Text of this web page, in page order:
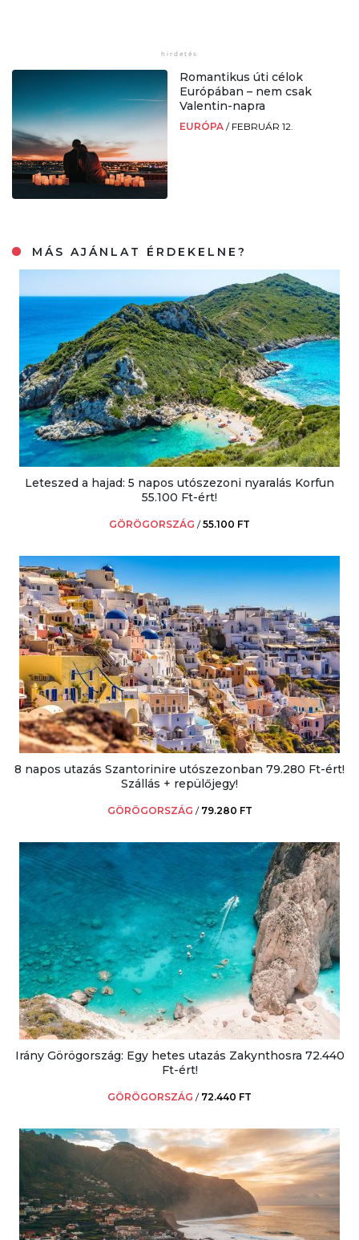
Romantikus úti célok
Európában – nem csak
Valentin-napra
EURÓPA / FEBRUÁR 12.
MÁS AJÁNLAT ÉRDEKELNE?
Leteszed a hajad: 5 napos utószezoni nyaralás Korfun
55.100 Ft-ért!
GÖRÖGORSZÁG /55.100 FT
8 napos utazás Szantorinire utószezonban 79.280 Ft-ért!
Szállás + repülőjegy!
GÖRÖGORSZÁG / 79.280 FT
Irány Görögország: Egy hetes utazás Zakynthosra 72.440
Ft-ért!
GÖRÖGORSZÁG / 72.440 FT